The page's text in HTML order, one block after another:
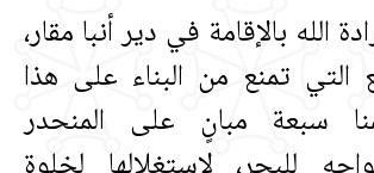
الله بالإقامة في دير أنبا مقار،
التي تمنع من البناء على هذا
سبعة مبانٍ على المنحدر